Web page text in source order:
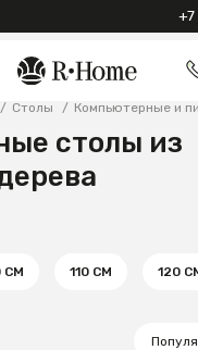
+7
/ Столы / Компьютерные и
столы из
СМ 110 СМ 120